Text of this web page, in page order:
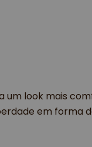
um look mais
em forma